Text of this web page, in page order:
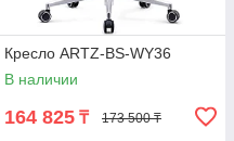
Кресло ARTZ-BS-WY36
В наличии
164 825 ₸ 173 500 ₸